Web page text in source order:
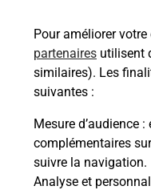
Pour améliorer votre
partenaires utilisent
similaires). Les
suivantes :
Mesure d’audience :
complémentaires
suivre la navigation.
Analyse et
Comment
modification de
Comment La
à votre